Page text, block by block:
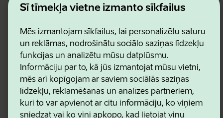
Šī tīmekļa vietne izmanto sīkfailus
Mēs izmantojam sīkfailus, lai personalizētu saturu
un reklāmas, nodrošinātu sociālo saziņas līdzekļu
funkcijas un analizētu mūsu datplūsmu.
Informāciju par to, kā jūs izmantojat mūsu vietni,
mēs arī kopīgojam ar saviem sociālās saziņas
līdzekļu, reklamēšanas un analīzes partneriem,
kuri to var apvienot ar citu informāciju, ko viņiem
sniedzat vai ko viņi apkopo, kad lietojat viņu
Kontakti
Sadarbības partneri
Lietošanas noteikumi
Sīkdatņu un konfidencialitātes politika